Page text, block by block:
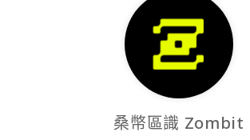
桑幣區識 Zombit